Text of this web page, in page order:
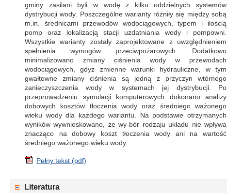
gminy zasilani byli w wodę z kilku oddzielnych systemów
dystrybucji wody. Poszczególne warianty różniły się między sobą
m.in. średnicami przewodów wodociągowych, typem i ilością
pomp oraz lokalizacją stacji uzdatniania wody i pompowni.
Wszystkie warianty zostały zaprojektowane z uwzględnieniem
spełnienia wymogów przeciwpożarowych. Dodatkowo
minimalizowano zmiany ciśnienia wody w przewodach
wodociągowych, gdyż zmienne warunki hydrauliczne, w tym
gwałtowne zmiany ciśnienia są jedną z przyczyn wtórnego
zanieczyszczenia wody w systemach jej dystrybucji. Po
przeprowadzeniu symulacji komputerowych dokonano analizy
dobowych kosztów tłoczenia wody oraz średniego ważonego
wieku wody dla każdego wariantu. Na podstawie otrzymanych
wyników wywnioskowano, że wy-bór rodzaju układu nie wpływa
znacząco na dobowy koszt tłoczenia wody ani na wartość
średniego ważonego wieku wody.
Pełny tekst (pdf)
Literatura